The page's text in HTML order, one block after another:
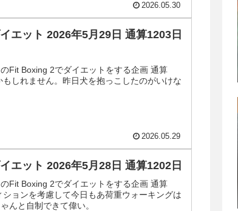
2026.05.30
エット 2026年5月29日 通算1203日
Fit Boxing 2でダイエットをする企画 通算
しれません。昨日犬を抱っこしたのがいけな
2026.05.29
エット 2026年5月28日 通算1202日
Fit Boxing 2でダイエットをする企画 通算
ョンを考慮して今日もあ荷重ウォーキングは
んと自制できて偉い。